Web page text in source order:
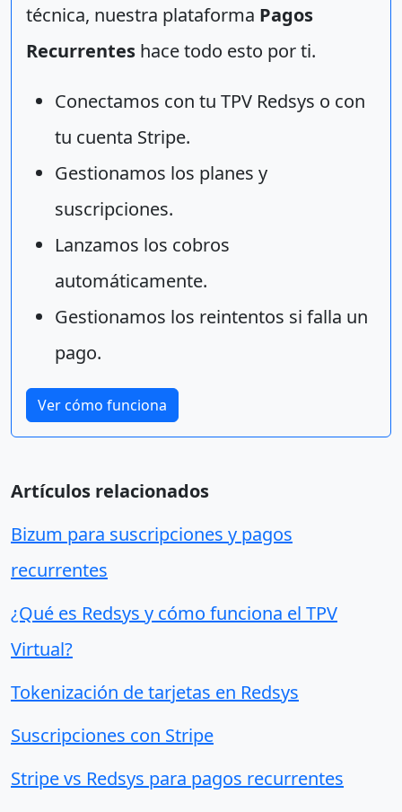
técnica, nuestra plataforma Pagos
Recurrentes hace todo esto por ti.
Conectamos con tu TPV Redsys o con
tu cuenta Stripe.
Gestionamos los planes y
suscripciones.
Lanzamos los cobros
automáticamente.
Gestionamos los reintentos si falla un
pago.
Ver cómo funciona
Artículos relacionados
Bizum para suscripciones y pagos
recurrentes
¿Qué es Redsys y cómo funciona el TPV
Virtual?
Tokenización de tarjetas en Redsys
Suscripciones con Stripe
Stripe vs Redsys para pagos recurrentes